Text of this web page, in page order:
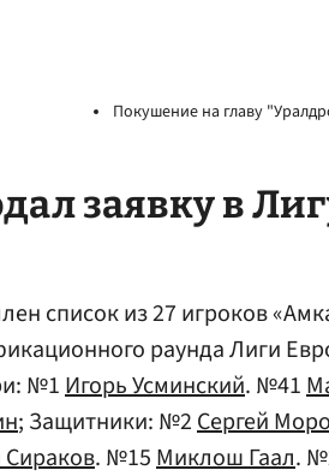
Покушение на главу
заявку в
список из 27 игроков
раунда Лиги
№1Игорь Усминский. №41
; Защитники: №2Сергей
Сираков. №15Миклош Гаал.